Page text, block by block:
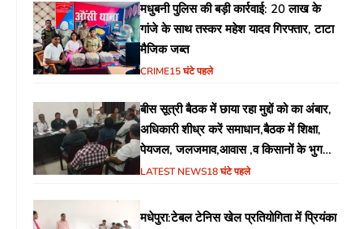
मधुबनी पुलिस की बड़ी कार्रवाई: 20 लाख के
गांजे के साथ तस्कर महेश यादव गिरफ्तार, टाटा
मैजिक जब्त
CRIME15 घंटे पहले
बीस सूत्री बैठक में छाया रहा मुद्दों को का अंबार,
अधिकारी शीध्र करें समाधान,बैठक में शिक्षा,
पेयजल, जलजमाव,आवास ,व किसानों के भुगतान
का उठा मुद्दा
LATEST NEWS18 घंटे पहले
मधेपुरा:टेबल टेनिस खेल प्रतियोगिता में प्रियंका